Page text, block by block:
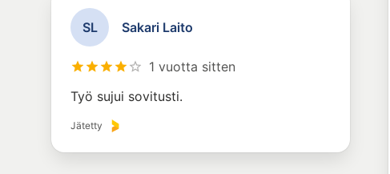
SL Sakari Laito
1 vuotta sitten
Työ sujui sovitusti.
Jätetty